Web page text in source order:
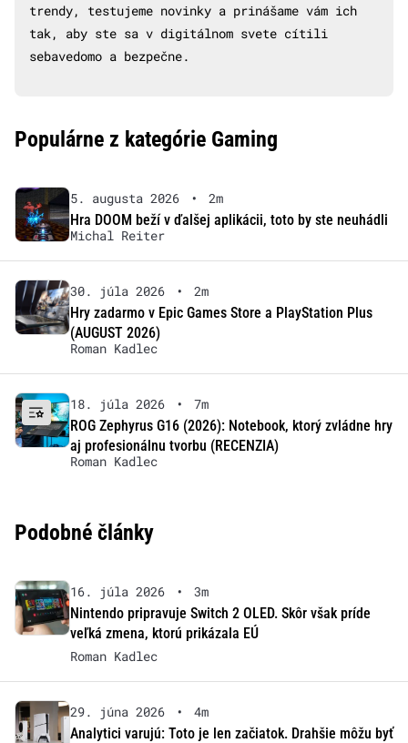
trendy, testujeme novinky a prinášame vám ich
tak, aby ste sa v digitálnom svete cítili
sebavedomo a bezpečne.
Populárne z kategórie Gaming
5. augusta 2026 •
2m
Hra DOOM beží v ďalšej aplikácii, toto by ste neuhádli
Michal Reiter
30. júla 2026 •
2m
Hry zadarmo v Epic Games Store a PlayStation Plus
(AUGUST 2026)
Roman Kadlec
18. júla 2026 •
7m
ROG Zephyrus G16 (2026): Notebook, ktorý zvládne hry
aj profesionálnu tvorbu (RECENZIA)
Roman Kadlec
Podobné články
16. júla 2026 •
3m
Nintendo pripravuje Switch 2 OLED. Skôr však príde
veľká zmena, ktorú prikázala EÚ
Roman Kadlec
29. júna 2026 •
4m
Analytici varujú: Toto je len začiatok. Drahšie môžu byť